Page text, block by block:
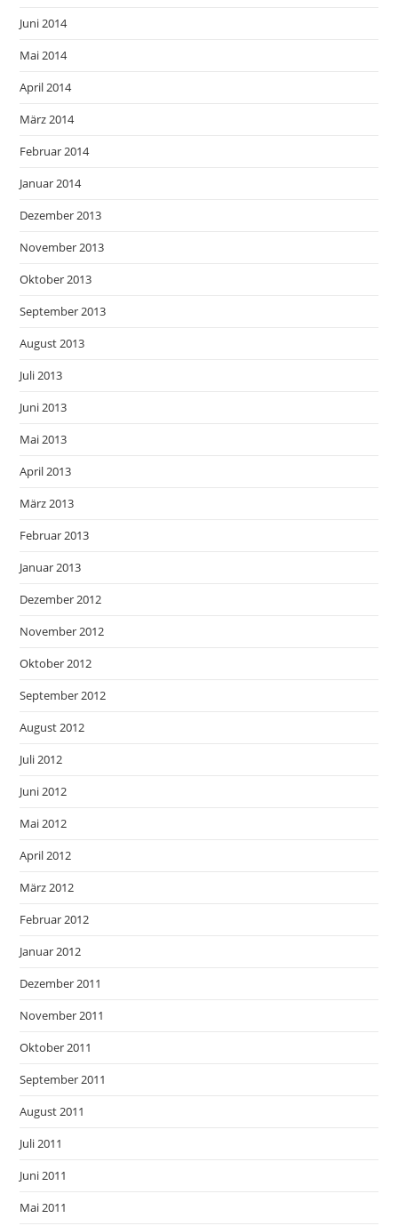
Juni 2014
Mai 2014
April 2014
März 2014
Februar 2014
Januar 2014
Dezember 2013
November 2013
Oktober 2013
September 2013
August 2013
Juli 2013
Juni 2013
Mai 2013
April 2013
März 2013
Februar 2013
Januar 2013
Dezember 2012
November 2012
Oktober 2012
September 2012
August 2012
Juli 2012
Juni 2012
Mai 2012
April 2012
März 2012
Februar 2012
Januar 2012
Dezember 2011
November 2011
Oktober 2011
September 2011
August 2011
Juli 2011
Juni 2011
Mai 2011